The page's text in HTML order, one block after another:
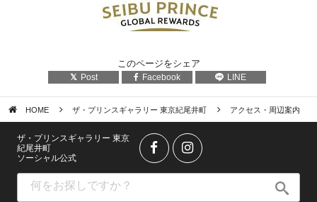
このページをシェア
Post Facebook LINE
HOME ザ・プリンスギャラリー 東京紀尾井町 アクセス・周辺案内
ザ・プリンスギャラリー 東京
紀尾井町
ソーシャル公式